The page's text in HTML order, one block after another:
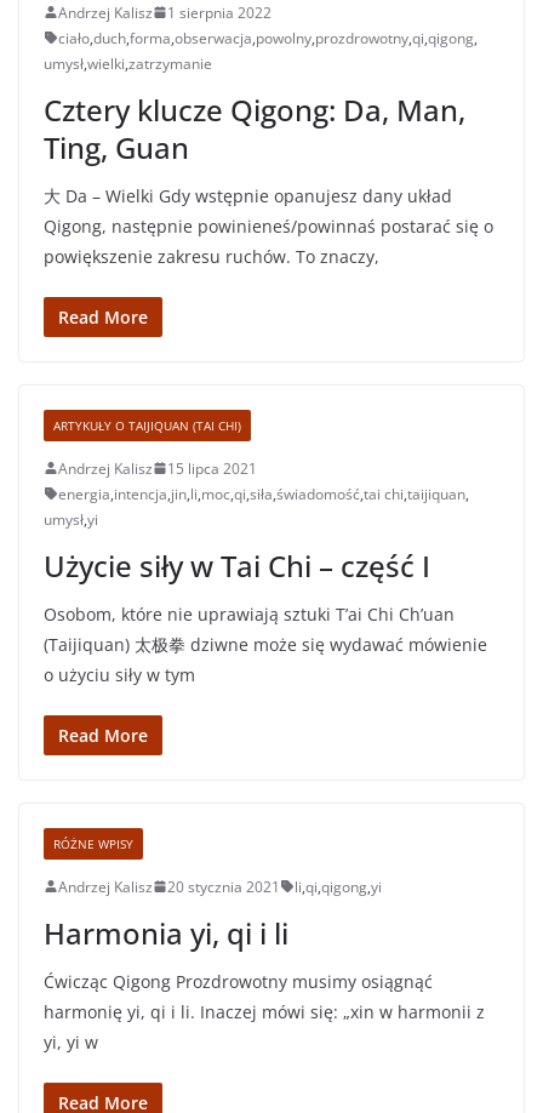
Andrzej Kalisz
1 sierpnia 2022
ciało,duch,forma,obserwacja,powolny,prozdrowotny,qi,qigong,
umysł,wielki,zatrzymanie
Cztery klucze Qigong: Da, Man,
Ting, Guan
大 Da – Wielki Gdy wstępnie opanujesz dany układ
Qigong, następnie powinieneś/powinnaś postarać się o
powiększenie zakresu ruchów. To znaczy,
Read More
ARTYKUŁY O TAIJIQUAN (TAI CHI)
Andrzej Kalisz
15 lipca 2021
energia,intencja,jin,li,moc,qi,siła,świadomość,tai chi,taijiquan,
umysł,yi
Użycie siły w Tai Chi – część I
Osobom, które nie uprawiają sztuki T’ai Chi Ch’uan
(Taijiquan) 太极拳 dziwne może się wydawać mówienie
o użyciu siły w tym
Read More
RÓŻNE WPISY
Andrzej Kalisz 20 stycznia 2021 li,qi,qigong,yi
Harmonia yi, qi i li
Ćwicząc Qigong Prozdrowotny musimy osiągnąć
harmonię yi, qi i li. Inaczej mówi się: „xin w harmonii z
yi, yi w
Read More